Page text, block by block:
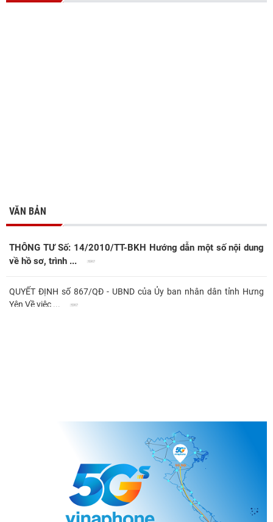
VĂN BẢN
THÔNG TƯ Số: 14/2010/TT-BKH Hướng dẫn một số nội dung
về hồ sơ, trình ...
QUYẾT ĐỊNH số 867/QĐ - UBND của Ủy ban nhân dân tỉnh Hưng
Yên Về việc ...